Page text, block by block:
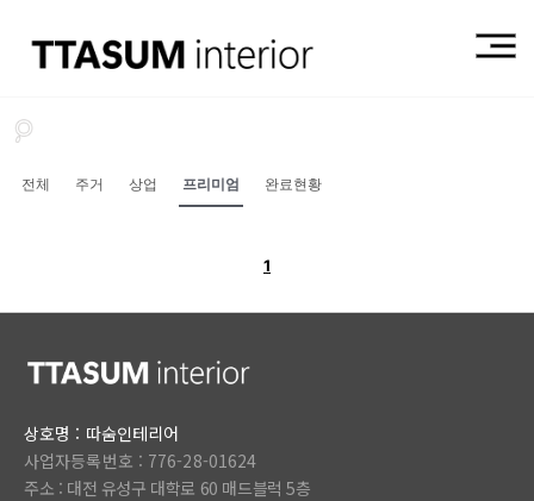
전체 주거 상업 프리미엄 완료현황
1
상호명 : 따숨인테리어
사업자등록번호 : 776-28-01624
주소 : 대전 유성구 대학로 60 매드블럭 5층